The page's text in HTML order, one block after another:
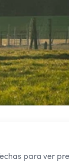
para ver